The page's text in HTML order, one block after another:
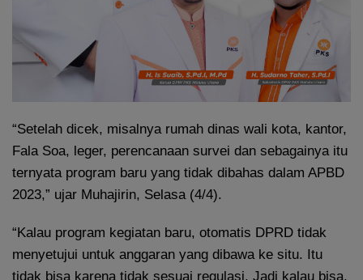
“Setelah dicek, misalnya rumah dinas wali kota, kantor,
Fala Soa, leger, perencanaan survei dan sebagainya itu
ternyata program baru yang tidak dibahas dalam APBD
2023,” ujar Muhajirin, Selasa (4/4).
“Kalau program kegiatan baru, otomatis DPRD tidak
menyetujui untuk anggaran yang dibawa ke situ. Itu
tidak bisa karena tidak sesuai regulasi. Jadi kalau bisa,